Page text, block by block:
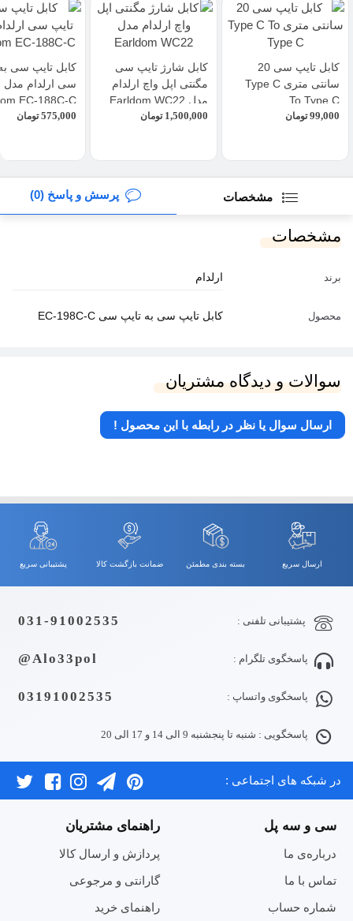
کابل تایپ سی 20
سانتی متری Type C
To Type C
99,000 تومان
کابل شارژ تایپ سی
مگنتی اپل واچ ارلدام
مدل Earldom WC22
1,500,000 تومان
کابل تایپ سی
سی ارلدام مدل
EC-188C-C
575,000 تومان
مشخصات پرسش و پاسخ (0)
مشخصات
برند ارلدام
محصول کابل تایپ سی به تایپ سی EC-198C-C
سوالات و دیدگاه مشتریان
ارسال سوال یا نظر در رابطه با این محصول !
ارسال سریع بسته بندی مطمئن ضمانت بازگشت کالا پشتیبانی سریع
پشتیبانی تلفنی : 031-91002535
پاسخگوی تلگرام : Alo33pol@
پاسخگوی واتساپ : 03191002535
پاسخگویی : شنبه تا پنجشنبه 9 الی 14 و 17 الی 20
در شبکه های اجتماعی :
سی و سه پل
درباره‌ی ما
تماس با ما
شماره حساب
راهنمای مشتریان
پردازش و ارسال کالا
گارانتی و مرجوعی
راهنمای خرید